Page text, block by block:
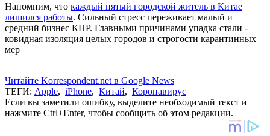
Напомним, что каждый пятый городской житель в Китае
лишился работы. Сильный стресс переживает малый и
средний бизнес КНР. Главными причинами упадка стали -
ковидная изоляция целых городов и строгости карантинных
мер
Читайте Korrespondent.net в Google News
ТЕГИ: Apple, iPhone, Китай, Коронавирус
Если вы заметили ошибку, выделите необходимый текст и
нажмите Ctrl+Enter, чтобы сообщить об этом редакции.